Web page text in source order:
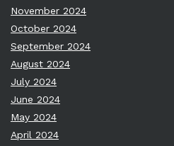
November 2024
October 2024
September 2024
August 2024
July 2024
June 2024
May 2024
April 2024